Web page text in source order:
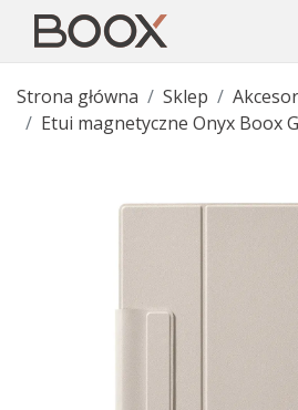
Strona główna Sklep
Etui magnetyczne Onyx Boox